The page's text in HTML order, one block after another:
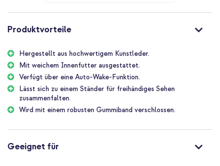
Produktvorteile
Hergestellt aus hochwertigem Kunstleder.
Mit weichem Innenfutter ausgestattet.
Verfügt über eine Auto-Wake-Funktion.
Lässt sich zu einem Ständer für freihändiges Sehen
zusammenfalten.
Wird mit einem robusten Gummiband verschlossen.
Geeignet für